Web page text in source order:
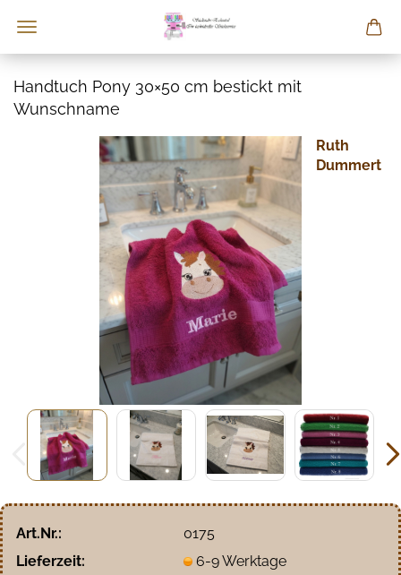
Handtuch Pony 30×50 cm bestickt mit
Wunschname
Ruth
Dummert
Art.Nr.:
0175
Lieferzeit:
6-9 Werktage